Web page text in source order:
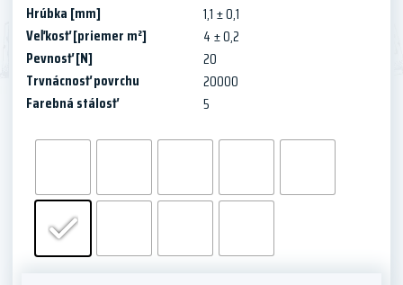
Hrúbka [mm]
1,1 ± 0,1
Veľkosť [priemer m²]
4 ± 0,2
Pevnosť [N]
20
Trvnácnosť povrchu
20000
Farebná stálosť
5